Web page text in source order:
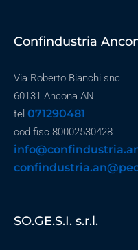
Confindustria
Via Roberto Bianchi snc
60131 Ancona AN
tel 071290481
cod fisc 80002530428
SO.GE.S.I. s.r.l.